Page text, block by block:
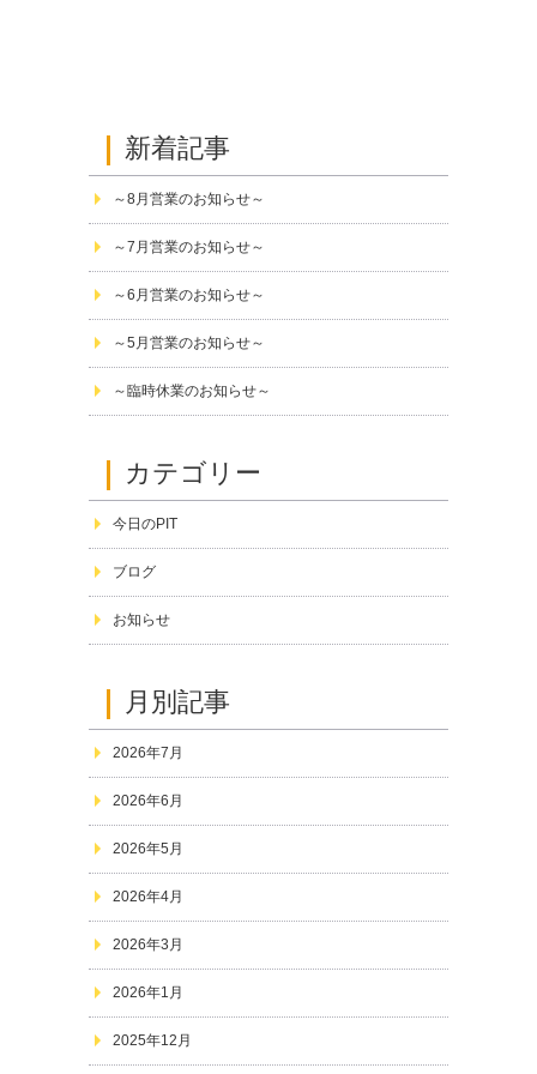
新着記事
～8月営業のお知らせ～
～7月営業のお知らせ～
～6月営業のお知らせ～
～5月営業のお知らせ～
～臨時休業のお知らせ～
カテゴリー
今日のPIT
ブログ
お知らせ
月別記事
2026年7月
2026年6月
2026年5月
2026年4月
2026年3月
2026年1月
2025年12月